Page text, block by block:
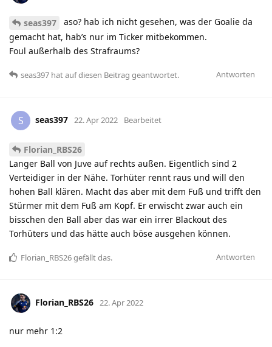
seas397
aso? hab ich nicht gesehen, was der Goalie da
gemacht hat, hab’s nur im Ticker mitbekommen.
Foul außerhalb des Strafraums?
Antworten
seas397 hatauf diesen Beitrag geantwortet.
S seas397 22. Apr 2022 Bearbeitet
Florian_RBS26
Langer Ball von Juve auf rechts außen. Eigentlich sind 2
Verteidiger in der Nähe. Torhüter rennt raus und will den
hohen Ball klären. Macht das aber mit dem Fuß und trifft den
Stürmer mit dem Fuß am Kopf. Er erwischt zwar auch ein
bisschen den Ball aber das war ein irrer Blackout des
Torhüters und das hätte auch böse ausgehen können.
Antworten
Florian_RBS26gefällt das.
Florian_RBS26 22. Apr 2022
nur mehr 1:2